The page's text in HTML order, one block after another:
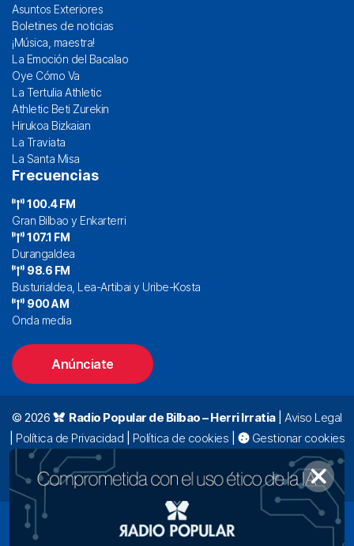
Asuntos Exteriores
Boletines de noticias
¡Música, maestra!
La Emoción del Bacalao
Oye Cómo Va
La Tertulia Athletic
Athletic Beti Zurekin
Hirukoa Bizkaian
La Traviata
La Santa Misa
Frecuencias
100.4 FM
Gran Bilbao y Enkarterri
107.1 FM
Durangaldea
98.6 FM
Busturialdea, Lea-Artibai y Uribe-Kosta
900 AM
Onda media
Anúnciate
© 2026 Radio Popular de Bilbao – Herri Irratia|Aviso Legal
Política de Privacidad Política de cookies
Gestionar cookies
Alda. Mazarredo, 47 – 7º 48009 Bilbao |
94 423 92 00|
oyentes@radiopopular.com